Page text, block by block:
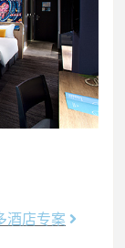
酒店专案